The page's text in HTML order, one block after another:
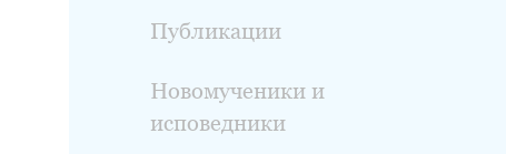
Публикации
Новомученики и
исповедники